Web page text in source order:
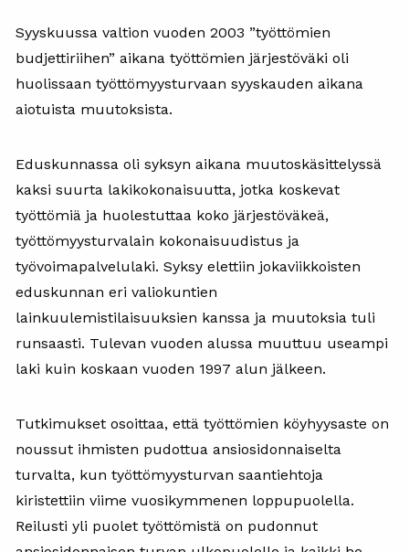
Syyskuussa valtion vuoden 2003 ”työttömien
budjettiriihen” aikana työttömien järjestöväki oli
huolissaan työttömyysturvaan syyskauden aikana
aiotuista muutoksista.
Eduskunnassa oli syksyn aikana muutoskäsittelyssä
kaksi suurta lakikokonaisuutta, jotka koskevat
työttömiä ja huolestuttaa koko järjestöväkeä,
työttömyysturvalain kokonaisuudistus ja
työvoimapalvelulaki. Syksy elettiin jokaviikkoisten
eduskunnan eri valiokuntien
lainkuulemistilaisuuksien kanssa ja muutoksia tuli
runsaasti. Tulevan vuoden alussa muuttuu useampi
laki kuin koskaan vuoden 1997 alun jälkeen.
Tutkimukset osoittaa, että työttömien köyhyysaste on
noussut ihmisten pudottua ansiosidonnaiselta
turvalta, kun työttömyysturvan saantiehtoja
kiristettiin viime vuosikymmenen loppupuolella.
Reilusti yli puolet työttömistä on pudonnut